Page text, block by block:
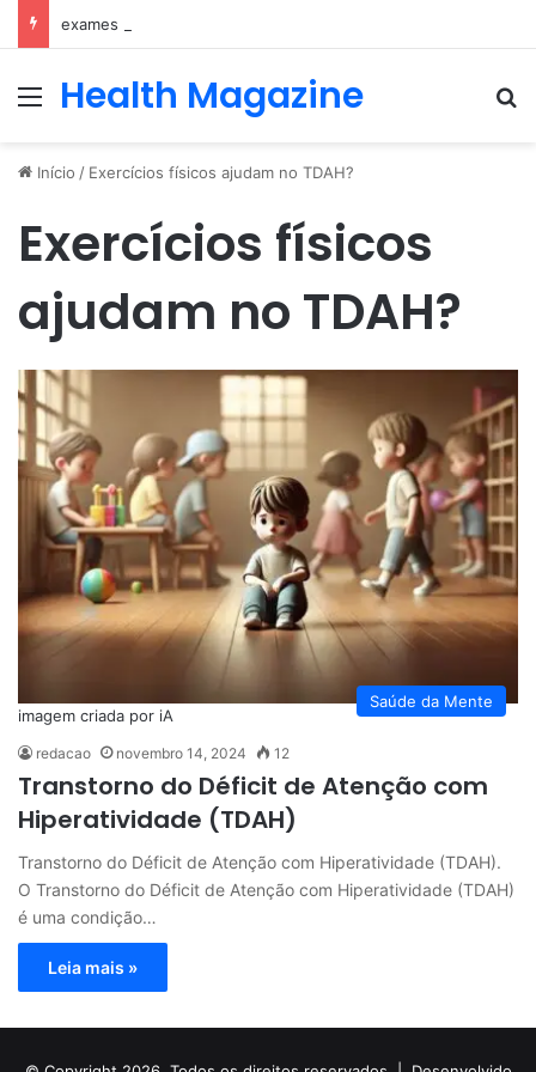
exames e consulta com nefrologista no Rio
Menu
Health Magazine
Início / Exercícios físicos ajudam no TDAH?
Exercícios físicos
ajudam no TDAH?
Saúde da Mente
imagem criada por iA
redacao novembro 14, 2024 12
Transtorno do Déficit de Atenção com
Hiperatividade (TDAH)
Transtorno do Déficit de Atenção com Hiperatividade (TDAH).
O Transtorno do Déficit de Atenção com Hiperatividade (TDAH)
é uma condição…
Leia mais »